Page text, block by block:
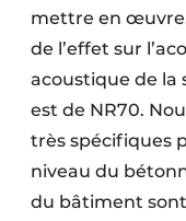
mettre en
de l’effet sur
acoustique de la
est de NR70.
très spécifiques
niveau du
du bâtiment